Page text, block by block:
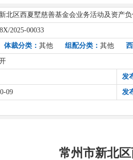
北区西夏墅慈善基金会业务活动及资产
2025-00033
体裁分类： 其他 组配分类： 其他
发
09 发
常州市新北